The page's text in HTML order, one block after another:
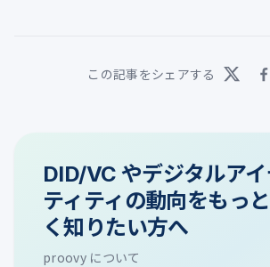
この記事をシェアする
DID/VC やデジタルア
ティティの動向をもっ
く知りたい方へ
proovy について